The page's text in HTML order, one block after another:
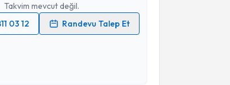
Takvim mevcut değil.
03 12
Randevu Talep Et